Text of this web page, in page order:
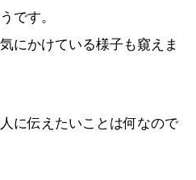
です。
にかけている様子も窺えま
に伝えたいことは何なので